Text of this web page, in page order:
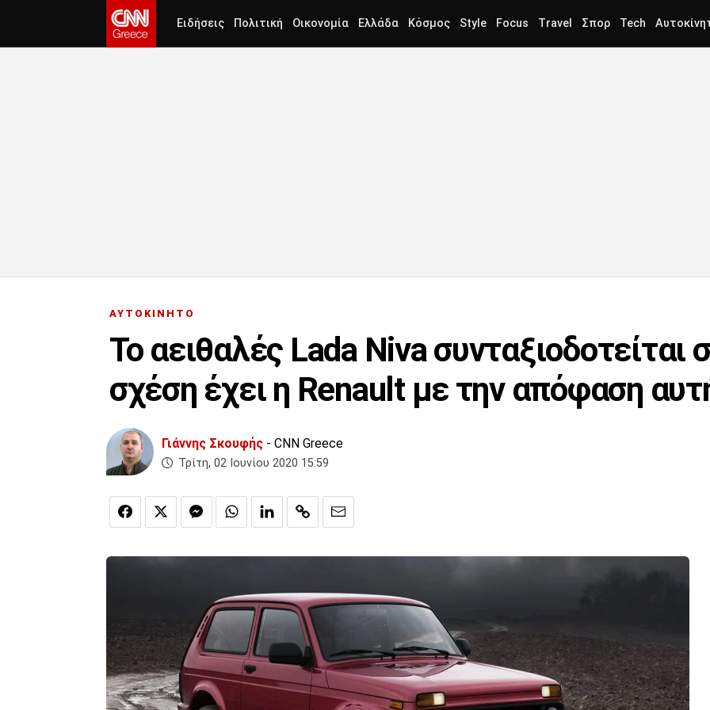
Ειδήσεις Πολιτική Οικονομία Ελλάδα Κόσμος Style Focus Travel Σπορ Tech
ΑΥΤΟΚΙΝΗΤΟ
Το αειθαλές Lada Niva συνταξιοδοτείται
σχέση έχει η Renault με την απόφαση
Γιάννης Σκουφής - CNN Greece
Τρίτη, 02 Ιουνίου 2020 15:59